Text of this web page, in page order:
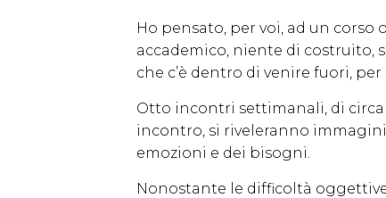
Ho pensato, per voi, ad un
accademico, niente di
che c’è dentro di venire fuori,
Otto incontri settimanali, di circa
incontro, si riveleranno
emozioni e dei bisogni.
Nonostante le difficoltà